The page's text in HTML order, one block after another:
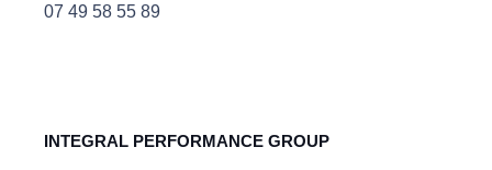
07 49 58 55 89
INTEGRAL PERFORMANCE GROUP